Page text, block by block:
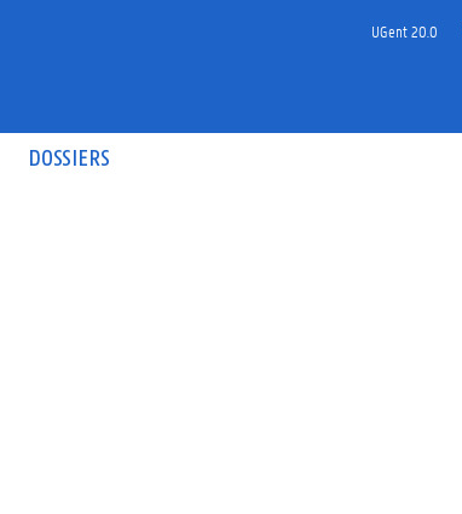
UGent 20.0
DOSSIERS